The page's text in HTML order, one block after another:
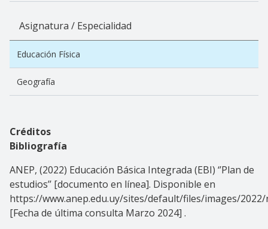
Asignatura / Especialidad
Educación Física
Geografía
Créditos
Bibliografía
ANEP, (2022) Educación Básica Integrada (EBI) ‘’Plan de
estudios’’ [documento en línea]. Disponible en
https://www.anep.edu.uy/sites/default/files/images/
[Fecha de última consulta Marzo 2024] .